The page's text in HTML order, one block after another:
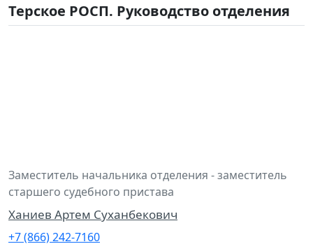
Терское РОСП. Руководство отделения
Заместитель начальника отделения - заместитель
старшего судебного пристава
Ханиев Артем Суханбекович
+7 (866) 242-7160